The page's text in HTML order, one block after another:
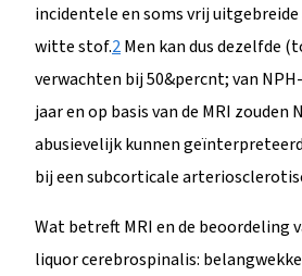
incidentele en soms vrij
witte stof.2Men kan dus dezelfde
verwachten bij 50&percnt; van
jaar en op basis van de MRI
abusievelijk kunnen
bij een subcorticale
Wat betreft MRI en de beoordeling
liquor cerebrospinalis: